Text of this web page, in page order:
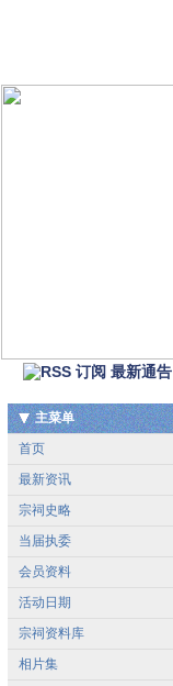
最新通告
主菜单
首页
最新资讯
宗祠史略
当届执委
会员资料
活动日期
宗祠资料库
相片集